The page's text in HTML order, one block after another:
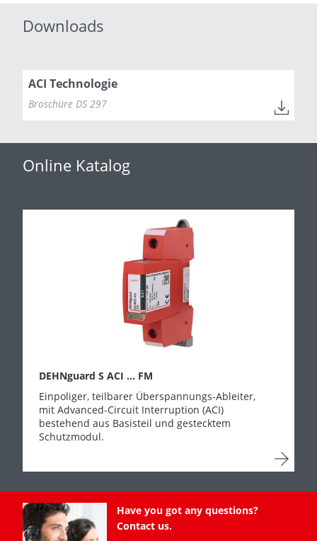
Downloads
ACI Technologie
Broschüre DS 297
Online Katalog
DEHNguard S ACI ... FM
Einpoliger, teilbarer Überspannungs-Ableiter,
mit Advanced-Circuit Interruption (ACI)
bestehend aus Basisteil und gestecktem
Schutzmodul.
Have you got any questions?
Contact us.